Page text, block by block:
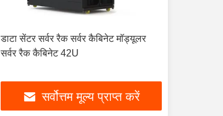
डाटा सेंटर सर्वर रैक सर्वर कैबिनेट मॉड्यूलर
सर्वर रैक कैबिनेट 42U
सर्वोत्तम मूल्य प्राप्त करें